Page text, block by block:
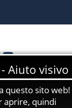
YouTube Cerca